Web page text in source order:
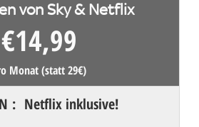
von Sky & Netflix
€14,99
Monat (statt 29€)
: Netflix inklusive!